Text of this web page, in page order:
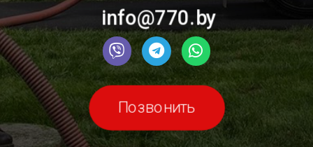
info@770.by
Позвонить